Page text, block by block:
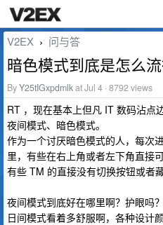
V2EX › 问与答
暗色模式到底是怎么流
ByY25tIGxpdmlkat Jul 4 · 8792 views
RT ，现在基本上但凡 IT 数码沾点
夜间模式、暗色模式。
作为一个讨厌暗色模式的人，每次
里，有些在右上角或者左下角直接
有些 TM 的直接没有切换按钮或者
夜间模式到底好在哪里啊？护眼吗
日间模式看着多舒服啊，各种设计